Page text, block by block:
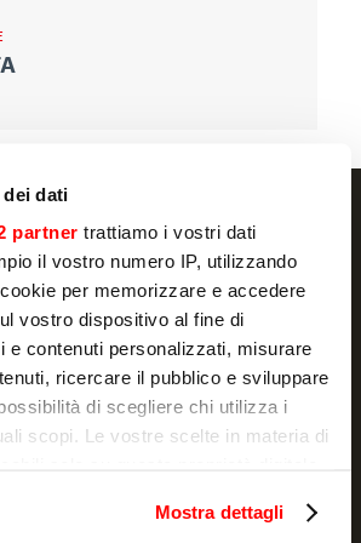
dei dati
partner trattiamo i vostri dati
il vostro numero IP, utilizzando
per memorizzare e accedere
vostro dispositivo al fine di
e contenuti personalizzati, misurare
ricercare il pubblico e sviluppare
di scegliere chi utilizza i
scopi. Le vostre scelte in materia di
il proprio consenso in qualsiasi
Mostra dettagli
directement dans
S'ABONNER
données à caractère personnel à des fins de